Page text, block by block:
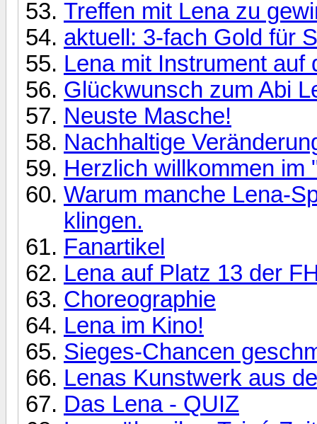
Treffen mit Lena zu
aktuell: 3-fach Gold für
Lena mit Instrument auf
Glückwunsch zum Abi
Neuste Masche!
Nachhaltige
Herzlich willkommen im
Warum manche Lena-
klingen.
Fanartikel
Lena auf Platz 13 der
Choreographie
Lena im Kino!
Sieges-Chancen
Lenas Kunstwerk aus
Das Lena - QUIZ